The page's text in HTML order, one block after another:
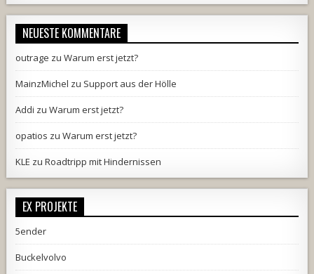
NEUESTE KOMMENTARE
outrage zuWarum erst jetzt?
MainzMichel zu Support aus der Hölle
Addi zuWarum erst jetzt?
opatios zuWarum erst jetzt?
KLE zuRoadtripp mit Hindernissen
EX PROJEKTE
5ender
Buckelvolvo